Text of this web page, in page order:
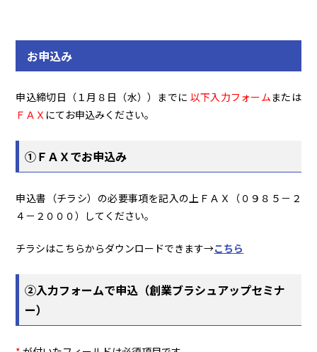
お申込み
申込締切日（１月８日（水））までに 以下入力フォームまたは
ＦＡＸ にてお申込みください。
①ＦＡＸでお申込み
申込書（チラシ）の必要事項を記入の上ＦＡＸ（０９８５－２
４－２０００）してください。
チラシはこちらからダウンロードできます→こちら
②入力フォームで申込（創業ブラシュアップセミナ
ー）